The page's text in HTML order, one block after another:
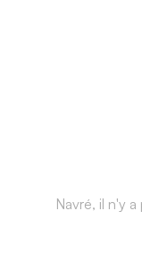
Navré, il n'y